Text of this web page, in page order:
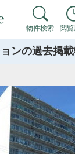
物件検索 閲
ンの過去掲